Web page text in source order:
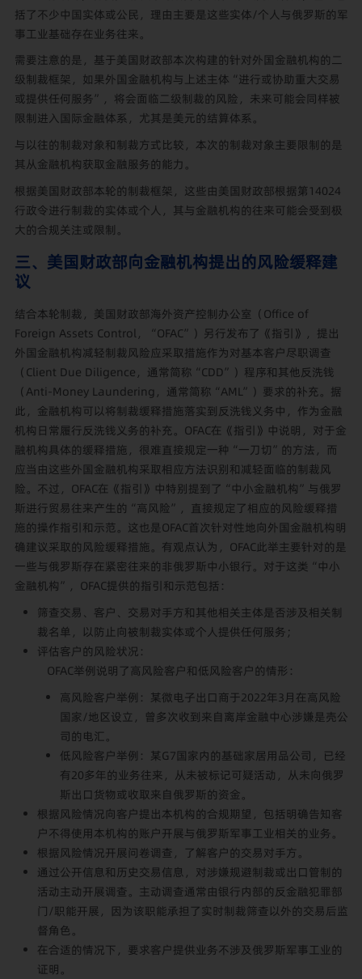
括了不少中国实体或公民，理由主要是这些实体/个人与俄罗斯的军
事工业基础存在业务往来。
需要注意的是，基于美国财政部本次构建的针对外国金融机构的二
级制裁框架，如果外国金融机构与上述主体“进行或协助重大交易
或提供任何服务”，将会面临二级制裁的风险，未来可能会同样被
限制进入国际金融体系，尤其是美元的结算体系。
与以往的制裁对象和制裁方式比较，本次的制裁对象主要限制的是
其从金融机构获取金融服务的能力。
根据美国财政部本轮的制裁框架，这些由美国财政部根据第14024
行政令进行制裁的实体或个人，其与金融机构的往来可能会受到极
大的合规关注或限制。
三、美国财政部向金融机构提出的风险缓释建
议
结合本轮制裁，美国财政部海外资产控制办公室（Office of
Foreign Assets Control，“OFAC”）另行发布了《指引》，提出
外国金融机构减轻制裁风险应采取措施作为对基本客户尽职调查
（Client Due Diligence，通常简称“CDD”）程序和其他反洗钱
（Anti-Money Laundering，通常简称“AML”）要求的补充。据
此，金融机构可以将制裁缓释措施落实到反洗钱义务中，作为金融
机构日常履行反洗钱义务的补充。OFAC在《指引》中说明，对于金
融机构具体的缓释措施，很难直接规定一种“一刀切”的方法，而
应当由这些外国金融机构采取相应方法识别和减轻面临的制裁风
险。不过，OFAC在《指引》中特别提到了“中小金融机构”与俄罗
斯进行贸易往来产生的“高风险”，直接规定了相应的风险缓释措
施的操作指引和示范。这也是OFAC首次针对性地向外国金融机构明
确建议采取的风险缓释措施。有观点认为，OFAC此举主要针对的是
一些与俄罗斯存在紧密往来的非俄罗斯中小银行。对于这类“中小
金融机构”，OFAC提供的指引和示范包括：
筛查交易、客户、交易对手方和其他相关主体是否涉及相关制
裁名单，以防止向被制裁实体或个人提供任何服务；
评估客户的风险状况：
OFAC举例说明了高风险客户和低风险客户的情形：
高风险客户举例：某微电子出口商于2022年3月在高风险
国家/地区设立，曾多次收到来自离岸金融中心涉嫌是壳公
司的电汇。
低风险客户举例：某G7国家内的基础家居用品公司，已经
有20多年的业务往来，从未被标记可疑活动，从未向俄罗
斯出口货物或收取来自俄罗斯的资金。
根据风险情况向客户提出本机构的合规期望，包括明确告知客
户不得使用本机构的账户开展与俄罗斯军事工业相关的业务。
根据风险情况开展问卷调查，了解客户的交易对手方。
通过公开信息和历史交易信息，对涉嫌规避制裁或出口管制的
活动主动开展调查。主动调查通常由银行内部的反金融犯罪部
门/职能开展，因为该职能承担了实时制裁筛查以外的交易后监
督角色。
在合适的情况下，要求客户提供业务不涉及俄罗斯军事工业的
证明。